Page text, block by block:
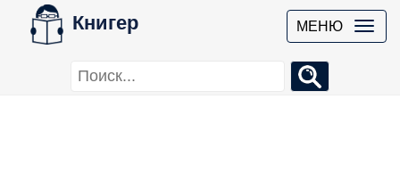
Книгер МЕНЮ